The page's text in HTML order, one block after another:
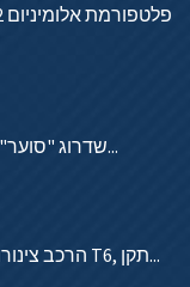
שדרוג "סוער" בשוק האלומיניום...
הרכב צינורות אלומיניום 6061 T6, תקן...